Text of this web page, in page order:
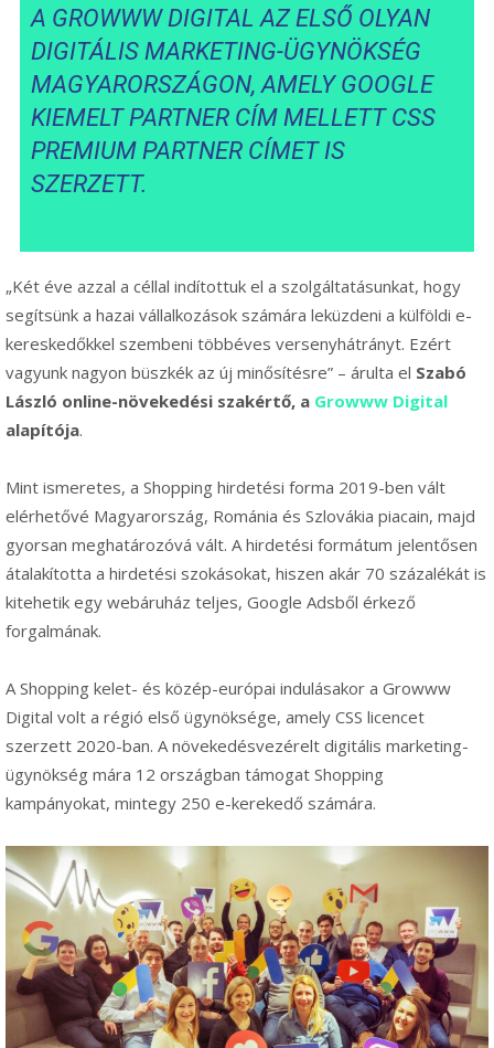
A GROWWW DIGITAL AZ ELSŐ OLYAN
DIGITÁLIS MARKETING-ÜGYNÖKSÉG
MAGYARORSZÁGON, AMELY GOOGLE
KIEMELT PARTNER CÍM MELLETT CSS
PREMIUM PARTNER CÍMET IS
SZERZETT.
„Két éve azzal a céllal indítottuk el a szolgáltatásunkat, hogy
segítsünk a hazai vállalkozások számára leküzdeni a külföldi e-
kereskedőkkel szembeni többéves versenyhátrányt. Ezért
vagyunk nagyon büszkék az új minősítésre” – árulta el Szabó
László online-növekedési szakértő, a Growww Digital
alapítója.
Mint ismeretes, a Shopping hirdetési forma 2019-ben vált
elérhetővé Magyarország, Románia és Szlovákia piacain, majd
gyorsan meghatározóvá vált. A hirdetési formátum jelentősen
átalakította a hirdetési szokásokat, hiszen akár 70 százalékát is
kitehetik egy webáruház teljes, Google Adsből érkező
forgalmának.
A Shopping kelet- és közép-európai indulásakor a Growww
Digital volt a régió első ügynöksége, amely CSS licencet
szerzett 2020-ban. A növekedésvezérelt digitális marketing-
ügynökség mára 12 országban támogat Shopping
kampányokat, mintegy 250 e-kerekedő számára.